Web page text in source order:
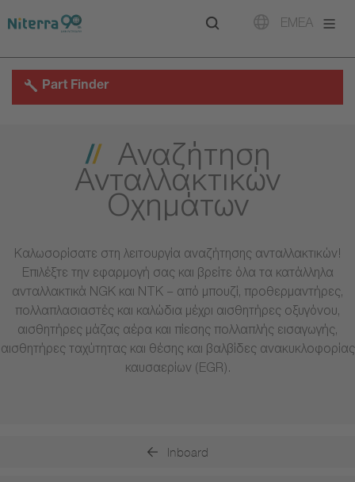
to
to
to
EMEA
Part Finder
Αναζήτηση
Ανταλλακτικών
Οχημάτων
Καλωσορίσατε στη λειτουργία αναζήτησης ανταλλακτικών!
Επιλέξτε την εφαρμογή σας και βρείτε όλα τα κατάλληλα
ανταλλακτικά NGK και NTK – από μπουζί, προθερμαντήρες,
πολλαπλασιαστές και καλώδια μέχρι αισθητήρες οξυγόνου,
αισθητήρες μάζας αέρα και πίεσης πολλαπλής εισαγωγής,
αισθητήρες ταχύτητας και θέσης και βαλβίδες ανακυκλοφορίας
καυσαερίων (EGR).
Inboard